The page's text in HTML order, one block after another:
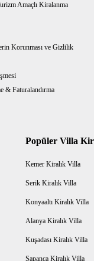
Amaçlı Kiralanma
Korunması ve Gizlilik
& Faturalandırma
Popüler Villa
Kemer Kiralık Villa
Serik Kiralık Villa
Konyaaltı Kiralık Villa
Alanya Kiralık Villa
Kuşadası Kiralık Villa
Sapanca Kiralık Villa